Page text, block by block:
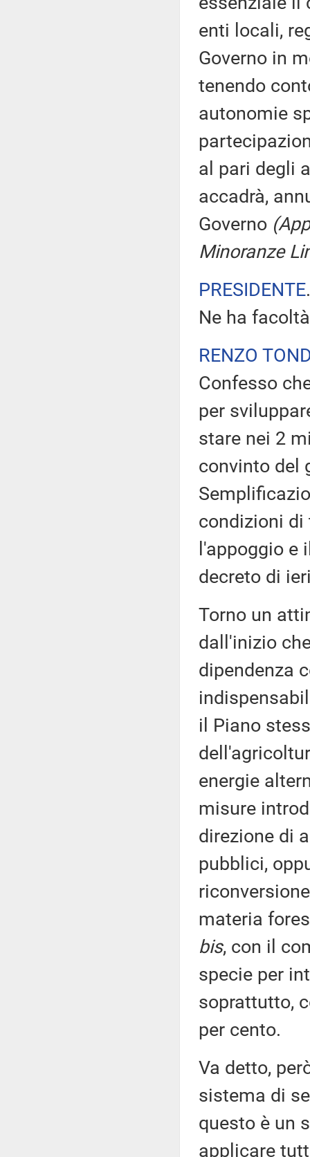
enti locali,
Governo in
tenendo
autonomie
al pari degli
accadrà,
Governo
Minoranze
PRESIDENTE
Ne ha
RENZO
Confesso
per
stare nei 2
convinto del
condizioni di
l'appoggio e
decreto di
Torno un
dall'inizio
dipendenza
il Piano
energie
misure
direzione di
pubblici,
materia
bis, con il
specie per
soprattutto,
per cento.
Va detto,
sistema di
questo è un
applicare